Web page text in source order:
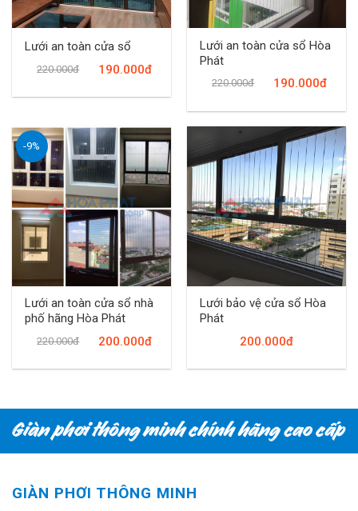
Lưới an toàn cửa sổ
190.000đ
220.000đ
Lưới an toàn cửa sổ Hòa
Phát
190.000đ
220.000đ
-9%
Lưới an toàn cửa sổ nhà
phố hãng Hòa Phát
200.000đ
220.000đ
Lưới bảo vệ cửa sổ Hòa
Phát
200.000đ
GIÀN PHƠI THÔNG MINH